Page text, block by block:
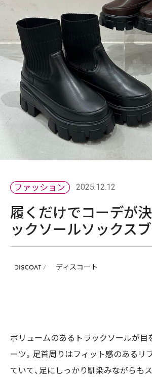
2025.12.12
履くだけでコーデが
ックソールソックス
ディスコート
ボリュームのあるトラックソールが目
ーツ。足首周りはフィット感のあるリ
ていて、足にしっかり馴染みながらも